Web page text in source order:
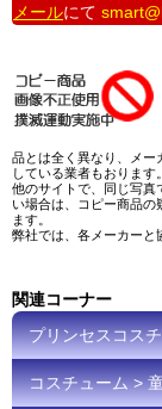
メールにて
品とは全く異なり、メー
している業者もおります。
他のサイトで、同じ写真
い場合は、コピー商品の
ます。
弊社では、各メーカーと
関連コーナー
プリンセスコス
コスチューム >